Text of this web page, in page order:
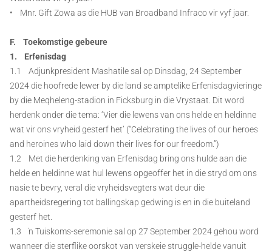
• Mnr. Gift Zowa as die HUB van Broadband Infraco vir vyf jaar.
F. Toekomstige gebeure
1. Erfenisdag
1.1 Adjunkpresident Mashatile sal op Dinsdag, 24 September
2024 die hoofrede lewer by die land se amptelike Erfenisdagvieringe
by die Meqheleng-stadion in Ficksburg in die Vrystaat. Dit word
herdenk onder die tema: ‘Vier die lewens van ons helde en heldinne
wat vir ons vryheid gesterf het’ (“Celebrating the lives of our heroes
and heroines who laid down their lives for our freedom.”)
1.2 Met die herdenking van Erfenisdag bring ons hulde aan die
helde en heldinne wat hul lewens opgeoffer het in die stryd om ons
nasie te bevry, veral die vryheidsvegters wat deur die
apartheidsregering tot ballingskap gedwing is en in die buiteland
gesterf het.
1.3 ŉ Tuiskoms-seremonie sal op 27 September 2024 gehou word
wanneer die sterflike oorskot van verskeie struggle-helde vanuit